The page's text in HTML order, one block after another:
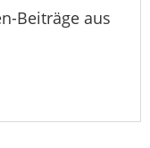
Beiträge aus